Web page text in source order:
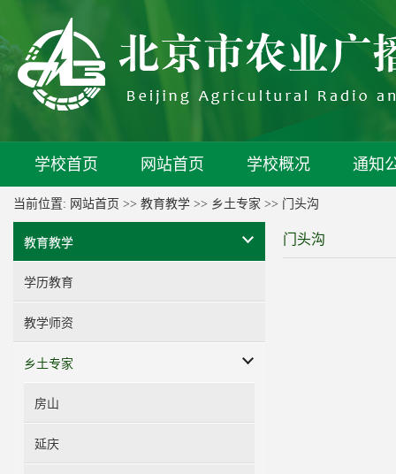
学校首页 网站首页 学校概况 通知
当前位置: 网站首页 >> 教育教学 >> 乡土专家 >> 门头沟
教育教学
学历教育
教学师资
乡土专家
房山
延庆
门头沟